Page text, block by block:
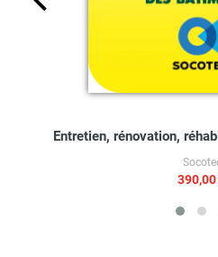
Entretien, rénovation,
390,00